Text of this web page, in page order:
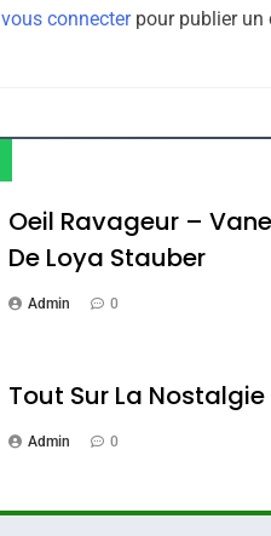
vous connecterpour publier un
Oeil Ravageur –
De Loya Stauber
Admin 0
Tout Sur La Nostalgie
Admin 0
Terroir
Oeil Ravageur –